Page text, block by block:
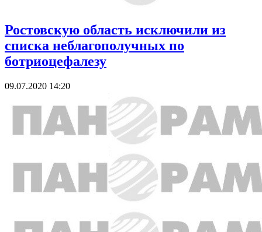
Ростовскую область исключили из
списка неблагополучных по
ботриоцефалезу
09.07.2020 14:20